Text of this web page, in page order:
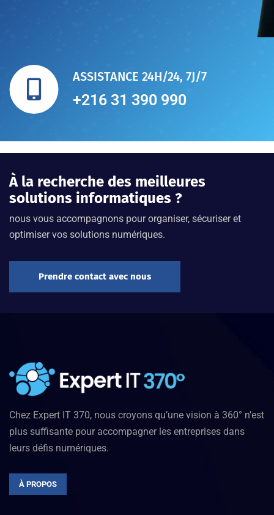
ASSISTANCE 24H/24, 7J/7
+216 31 390 990
À la recherche des meilleures
solutions informatiques ?
nous vous accompagnons pour organiser, sécuriser et
optimiser vos solutions numériques.
Prendre contact avec nous
Chez Expert IT 370, nous croyons qu’une vision à 360° n’est
plus suffisante pour accompagner les entreprises dans
leurs défis numériques.
À PROPOS